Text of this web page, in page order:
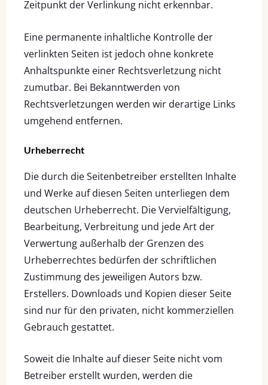
Zeitpunkt der Verlinkung nicht erkennbar.
Eine permanente inhaltliche Kontrolle der
verlinkten Seiten ist jedoch ohne konkrete
Anhaltspunkte einer Rechtsverletzung nicht
zumutbar. Bei Bekanntwerden von
Rechtsverletzungen werden wir derartige Links
umgehend entfernen.
Urheberrecht
Die durch die Seitenbetreiber erstellten Inhalte
und Werke auf diesen Seiten unterliegen dem
deutschen Urheberrecht. Die Vervielfältigung,
Bearbeitung, Verbreitung und jede Art der
Verwertung außerhalb der Grenzen des
Urheberrechtes bedürfen der schriftlichen
Zustimmung des jeweiligen Autors bzw.
Erstellers. Downloads und Kopien dieser Seite
sind nur für den privaten, nicht kommerziellen
Gebrauch gestattet.
Soweit die Inhalte auf dieser Seite nicht vom
Betreiber erstellt wurden, werden die